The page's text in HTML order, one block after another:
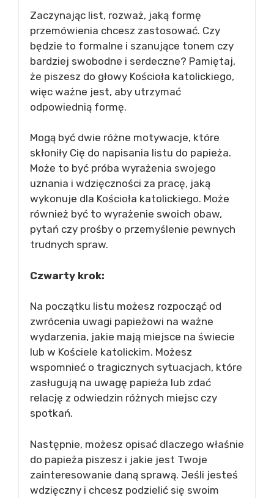
Zaczynając list, rozważ, jaką formę
przemówienia chcesz zastosować. Czy
będzie to formalne i szanujące tonem czy
bardziej swobodne i serdeczne? Pamiętaj,
że piszesz do głowy Kościoła katolickiego,
więc ważne jest, aby utrzymać
odpowiednią formę.
Mogą być dwie różne motywacje, które
skłoniły Cię do napisania listu do papieża.
Może to być próba wyrażenia swojego
uznania i wdzięczności za pracę, jaką
wykonuje dla Kościoła katolickiego. Może
również być to wyrażenie swoich obaw,
pytań czy prośby o przemyślenie pewnych
trudnych spraw.
Czwarty krok:
Na początku listu możesz rozpocząć od
zwrócenia uwagi papieżowi na ważne
wydarzenia, jakie mają miejsce na świecie
lub w Kościele katolickim. Możesz
wspomnieć o tragicznych sytuacjach, które
zasługują na uwagę papieża lub zdać
relację z odwiedzin różnych miejsc czy
spotkań.
Następnie, możesz opisać dlaczego właśnie
do papieża piszesz i jakie jest Twoje
zainteresowanie daną sprawą. Jeśli jesteś
wdzięczny i chcesz podzielić się swoim